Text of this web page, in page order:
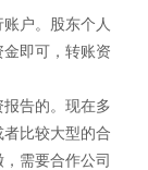
户。股东个人
金即可，转账资
告的。现在多
比较大型的合
需要合作公司